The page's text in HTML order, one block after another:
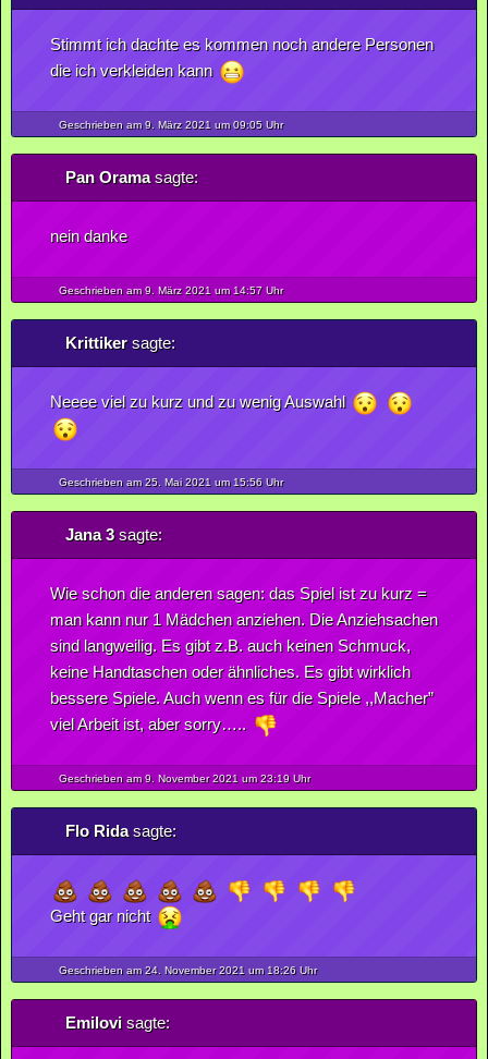
Stimmt ich dachte es kommen noch andere Personen
die ich verkleiden kann
Geschrieben am 9. März2021 um 09:05 Uhr
Pan Oramasagte:
nein danke
Geschrieben am 9. März2021 um 14:57 Uhr
Krittikersagte:
Neeee viel zu kurz und zu wenig Auswahl
Geschrieben am 25. Mai2021 um 15:56 Uhr
Jana 3sagte:
Wie schon die anderen sagen: das Spiel ist zu kurz =
man kann nur 1 Mädchen anziehen. Die Anziehsachen
sind langweilig. Es gibt z.B. auch keinen Schmuck,
keine Handtaschen oder ähnliches. Es gibt wirklich
bessere Spiele. Auch wenn es für die Spiele ,,Macher”
viel Arbeit ist, aber sorry…..
Geschrieben am 9. November2021 um 23:19 Uhr
Flo Ridasagte:
Geht gar nicht
Geschrieben am 24. November2021 um 18:26 Uhr
Emilovisagte: